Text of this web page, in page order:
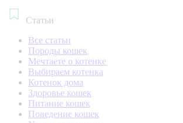
Статьи
Все статьи
Породы кошек
Мечтаете о котенке
Выбираем котенка
Котенок дома
Здоровье кошек
Питание кошек
Поведение кошек